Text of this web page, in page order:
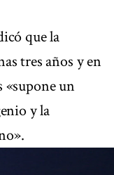
que la
tres años y en
un
y la